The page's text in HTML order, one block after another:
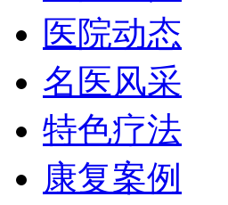
医院动态
名医风采
特色疗法
康复案例